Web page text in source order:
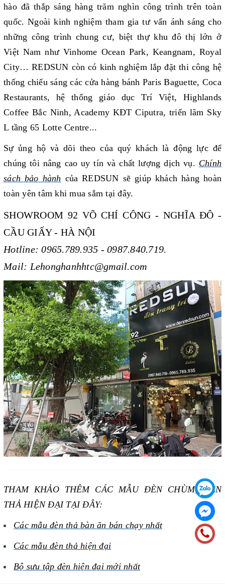
hào đã thắp sáng hàng trăm nghìn công trình trên toàn
quốc. Ngoài kinh nghiệm tham gia tư vấn ánh sáng cho
những công trình chung cư, biệt thự khu đô thị lớn ở
Việt Nam như Vinhome Ocean Park, Keangnam, Royal
City… REDSUN còn có kinh nghiệm lắp đặt thi công hệ
thống chiếu sáng các cửa hàng bánh Paris Baguette, Coca
Restaurants, hệ thống giáo dục Trí Việt, Highlands
Coffee Bắc Ninh, Academy KĐT Ciputra, triển lãm Sky
L tầng 65 Lotte Centre...
Sự ủng hộ và dõi theo của quý khách là động lực để
chúng tôi nâng cao uy tín và chất lượng dịch vụ. Chính
sách bảo hành của REDSUN sẽ giúp khách hàng hoàn
toàn yên tâm khi mua sắm tại đây.
SHOWROOM 92 VÕ CHÍ CÔNG - NGHĨA ĐÔ -
CẦU GIẤY - HÀ NỘI
Hotline: 0965.789.935 - 0987.840.719.
Mail: Lehonghanhhtc@gmail.com
THAM KHẢO THÊM CÁC MẪU ĐÈN CHÙM, ĐÈN
THẢ HIỆN ĐẠI TẠI ĐÂY:
Các mẫu đèn thả bàn ăn bán chạy nhất
Các mẫu đèn thả hiện đại
Bộ sưu tập đèn hiện đại mới nhất